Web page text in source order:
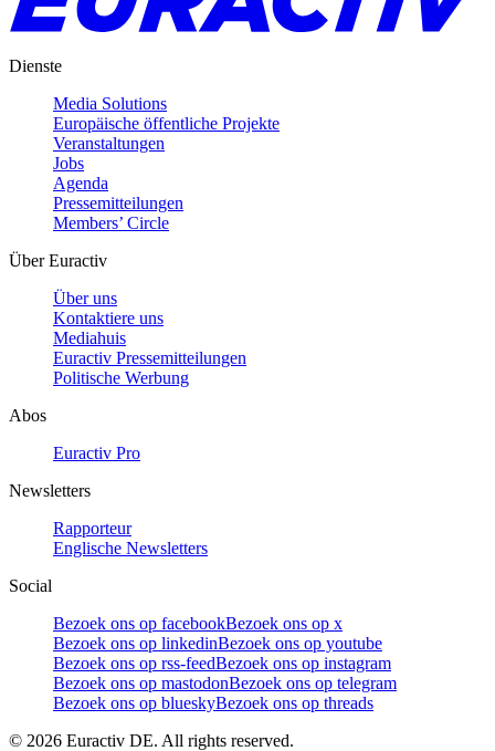
Dienste
Media Solutions
Europäische öffentliche Projekte
Veranstaltungen
Jobs
Agenda
Pressemitteilungen
Members’ Circle
Über Euractiv
Über uns
Kontaktiere uns
Mediahuis
Euractiv Pressemitteilungen
Politische Werbung
Abos
Euractiv Pro
Newsletters
Rapporteur
Englische Newsletters
Social
Bezoek ons op facebookBezoek ons op x
Bezoek ons op linkedinBezoek ons op youtube
Bezoek ons op rss-feedBezoek ons op instagram
Bezoek ons op mastodonBezoek ons op telegram
Bezoek ons op blueskyBezoek ons op threads
© 2026 Euractiv DE. All rights reserved.